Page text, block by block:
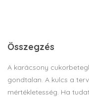
Összegzés
A karácsony
gondtalan. A kulcs a
mértékletesség. Ha